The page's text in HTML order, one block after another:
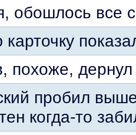
обошлось все
похоже,
пробил
когда-то